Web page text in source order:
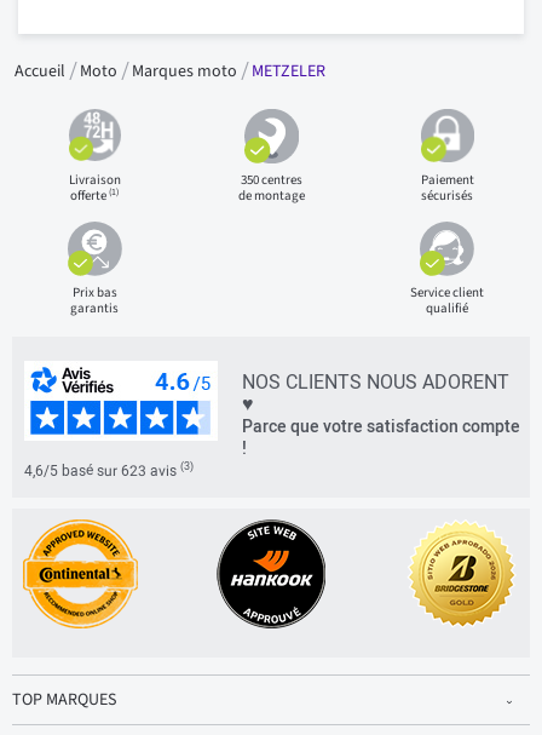
Accueil Moto Marques moto METZELER
Livraison
offerte(1)
350 centres
de montage
Paiement
sécurisés
Prix bas
garantis
Service client
qualifié
NOS CLIENTS NOUS ADORENT
♥
Parce que votre satisfaction compte
!
4,6/5 basé sur 623 avis (3)
TOP MARQUES